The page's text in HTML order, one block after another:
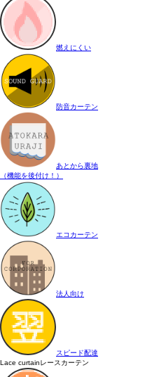
燃えにくい
防音カーテン
あとから裏地
（機能を後付け！）
エコカーテン
法人向け
スピード配達
Lace curtainレースカーテン